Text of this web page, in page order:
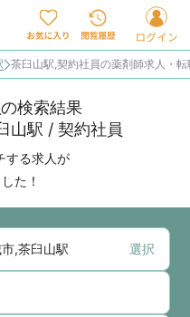
茶臼山駅,契約社員の薬剤師求人・
の検索結果
山駅 / 契約社員
する求人が
た！
選択